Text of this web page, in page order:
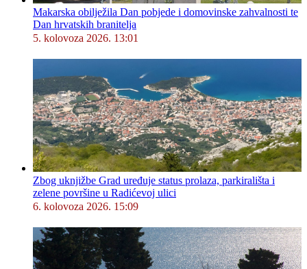
Makarska obilježila Dan pobjede i domovinske zahvalnosti te
Dan hrvatskih branitelja
5. kolovoza 2026. 13:01
Zbog uknjižbe Grad uređuje status prolaza, parkirališta i
zelene površine u Radićevoj ulici
6. kolovoza 2026. 15:09